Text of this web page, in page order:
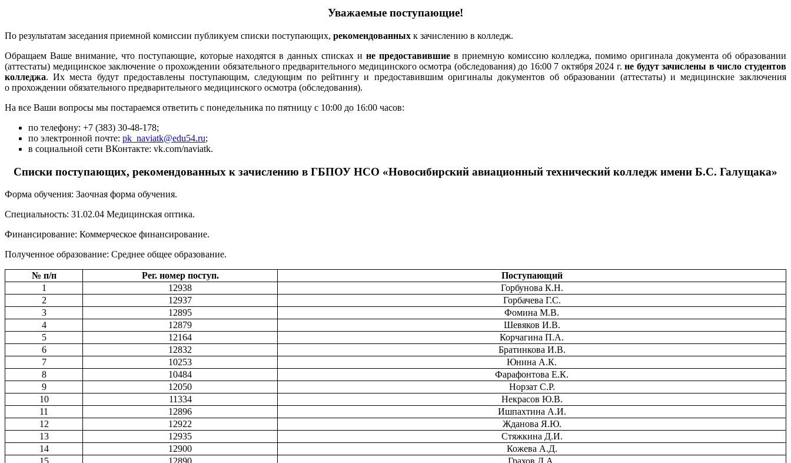
Уважаемые поступающие!
По результатам заседания приемной комиссии публикуем списки поступающих, рекомендованных к зачислению в колледж.
Обращаем Ваше внимание, что поступающие, которые находятся в данных списках и не предоставившиев приемную комиссию колледжа, помимо оригинала документа об образовании
(аттестаты) медицинское заключение о прохождении обязательного предварительного медицинского осмотра (обследования) до 16:00 7 октября 2024 г.не будут зачислены в число студентов
колледжа. Их места будут предоставлены поступающим, следующим по рейтингу и предоставившим оригиналы документов об образовании (аттестаты) и медицинские заключения
о прохождении обязательного предварительного медицинского осмотра (обследования).
На все Ваши вопросы мы постараемся ответить с понедельника по пятницу с 10:00 до 16:00 часов:
по телефону: +7 (383) 30-48-178;
по электронной почте: pk_naviatk@edu54.ru;
в социальной сети ВКонтакте: vk.com/naviatk.
Списки поступающих, рекомендованных к зачислению в ГБПОУ НСО «Новосибирский авиационный технический колледж имени Б.С. Галущака»
Форма обучения: Заочная форма обучения.
Специальность: 31.02.04 Медицинская оптика.
Финансирование: Коммерческое финансирование.
Полученное образование: Среднее общее образование.
№ п/п Рег. номер поступ.
Поступающий
1
12938
Горбунова К.Н.
2
12937
Горбачева Г.С.
3
12895
Фомина М.В.
4
12879
Шевяков И.В.
5
12164
Корчагина П.А.
6
12832
Братинкова И.В.
7
10253
Юнина А.К.
8
10484
Фарафонтова Е.К.
9
12050
Норзат С.Р.
10
11334
Некрасов Ю.В.
11
12896
Ишпахтина А.И.
12
12922
Жданова Я.Ю.
13
12935
Стяжкина Д.И.
14
12900
Кожева А.Д.